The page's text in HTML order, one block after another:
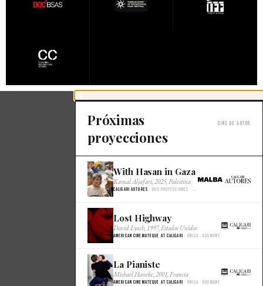
Próximas
proyecciones
Cine de autor
With Hasan in Gaza
Kamal Aljafari, 2025, Palestina
Caligari Autores · Dos proyecciones · Malba Cine
×
Lost Highway
David Lynch, 1997, Estados Unidos
American Cinemateque at Caligari · Única · Gaumont
×
La Pianiste
Michael Haneke, 2001, Francia
American Cinemateque at Caligari · Única · Gaumont
×